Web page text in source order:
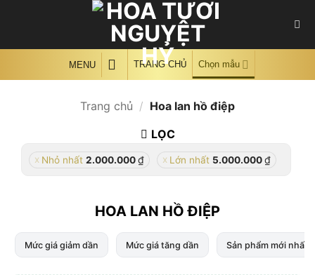
MENU TRANG CHỦ Chọn mẫu
Trang chủ / Hoa lan hồ điệp
LỌC
Nhỏ nhất 2.000.000₫ Lớn nhất 5.000.000₫
HOA LAN HỒ ĐIỆP
Mức giá giảm dần Mức giá tăng dần Sản phẩm mới nhất